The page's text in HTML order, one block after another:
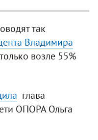
так
Владимира
возле 55%
глава
ОПОРА Ольга